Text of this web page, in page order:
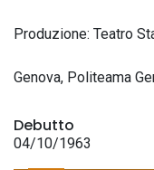
Produzione: Teatro
Genova, Politeama
Debutto
04/10/1963